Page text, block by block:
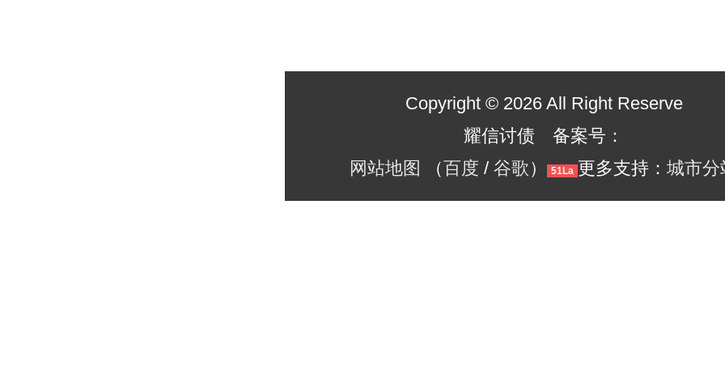
Copyright © 2026 All Right Reserve
耀信讨债 备案号：
网站地图
（百度 / 谷歌） 51La 更多支持： 城市分